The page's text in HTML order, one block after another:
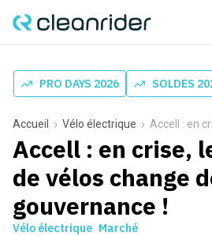
PRO DAYS 2026 SOLDES
Accueil Vélo électrique Accell : en crise, le
Accell : en crise,
de vélos change
gouvernance !
Vélo électrique Marché